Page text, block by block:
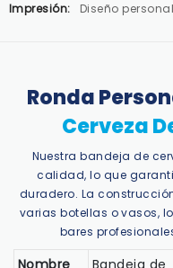
Impresión:
Diseño
Ronda
Cerveza
Nuestra bandeja de
calidad, lo que
duradero. La
varias botellas o vasos,
bares